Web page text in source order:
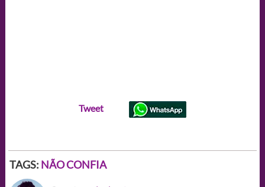
Tweet
TAGS: NÃO CONFIA